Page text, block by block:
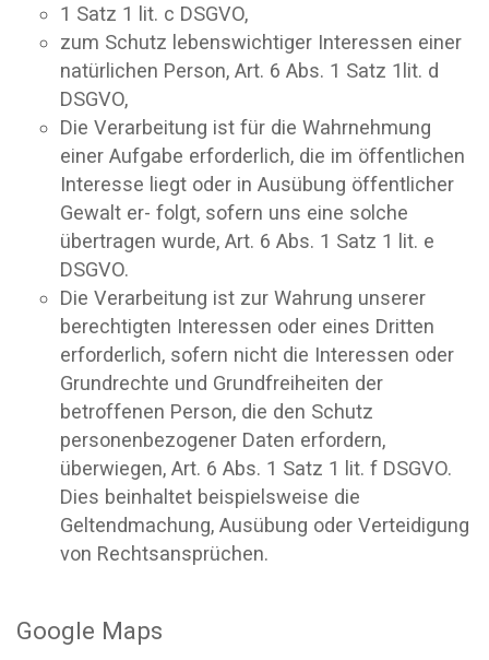
1 Satz 1 lit. c DSGVO,
zum Schutz lebenswichtiger Interessen einer
natürlichen Person, Art. 6 Abs. 1 Satz 1lit. d
DSGVO,
Die Verarbeitung ist für die Wahrnehmung
einer Aufgabe erforderlich, die im öffentlichen
Interesse liegt oder in Ausübung öffentlicher
Gewalt er- folgt, sofern uns eine solche
übertragen wurde, Art. 6 Abs. 1 Satz 1 lit. e
DSGVO.
Die Verarbeitung ist zur Wahrung unserer
berechtigten Interessen oder eines Dritten
erforderlich, sofern nicht die Interessen oder
Grundrechte und Grundfreiheiten der
betroffenen Person, die den Schutz
personenbezogener Daten erfordern,
überwiegen, Art. 6 Abs. 1 Satz 1 lit. f DSGVO.
Dies beinhaltet beispielsweise die
Geltendmachung, Ausübung oder Verteidigung
von Rechtsansprüchen.
Google Maps